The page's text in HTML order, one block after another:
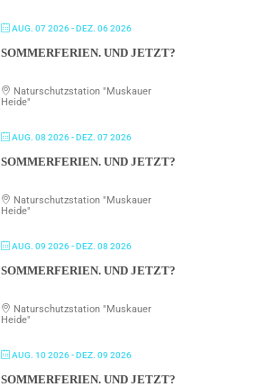
AUG. 07 2026- DEZ. 06 2026
SOMMERFERIEN. UND JETZT?
Naturschutzstation "Muskauer
Heide"
AUG. 08 2026- DEZ. 07 2026
SOMMERFERIEN. UND JETZT?
Naturschutzstation "Muskauer
Heide"
AUG. 09 2026- DEZ. 08 2026
SOMMERFERIEN. UND JETZT?
Naturschutzstation "Muskauer
Heide"
AUG. 10 2026- DEZ. 09 2026
SOMMERFERIEN. UND JETZT?